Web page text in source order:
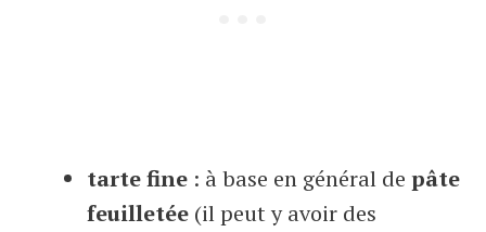
tarte fine : à base en général de pâte
feuilletée (il peut y avoir des